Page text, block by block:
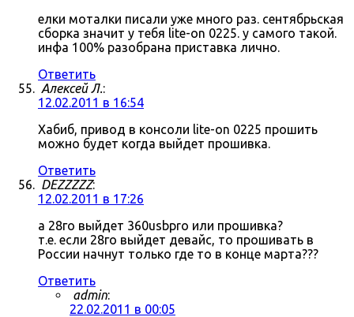
елки моталки писали уже много раз. сентябрьская
сборка значит у тебя lite-on 0225. у самого такой.
инфа 100% разобрана приставка лично.
Ответить
Алексей Л.:
12.02.2011 в 16:54
Хабиб, привод в консоли lite-on 0225 прошить
можно будет когда выйдет прошивка.
Ответить
DEZZZZZ:
12.02.2011 в 17:26
а 28го выйдет 360usbpro или прошивка?
т.е. если 28го выйдет девайс, то прошивать в
России начнут только где то в конце марта???
Ответить
admin:
22.02.2011 в 00:05